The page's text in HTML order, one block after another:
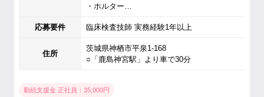
・ホルター…
応募要件 臨床検査技師 実務経験1年以上
住所
茨城県神栖市平泉1-168
○「鹿島神宮駅」より車で30分
勤続支援金 正社員：35,000円